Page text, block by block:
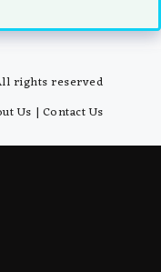
rights reserved
Us | Contact Us